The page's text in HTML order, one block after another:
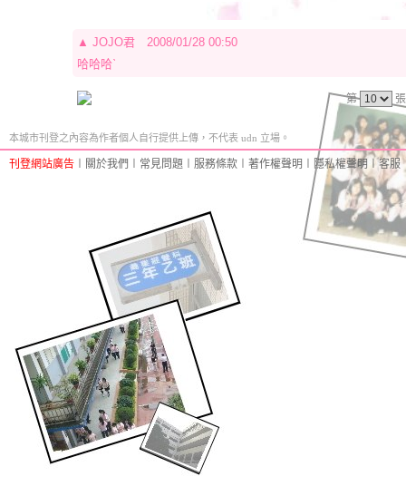
▲ JOJO君
2008/01/28 00:50
哈哈哈ˋ
第
本城市刊登之內容為作者個人自行提供上傳，不代表 udn 立場。
刊登網站廣告 關於我們 常見問題 服務條款 著作權聲明 隱私權聲明 ︱客服